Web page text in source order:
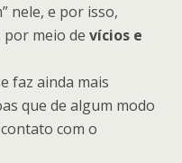
nele, e por isso,
por meio de vícios e
faz ainda mais
que de algum modo
com o